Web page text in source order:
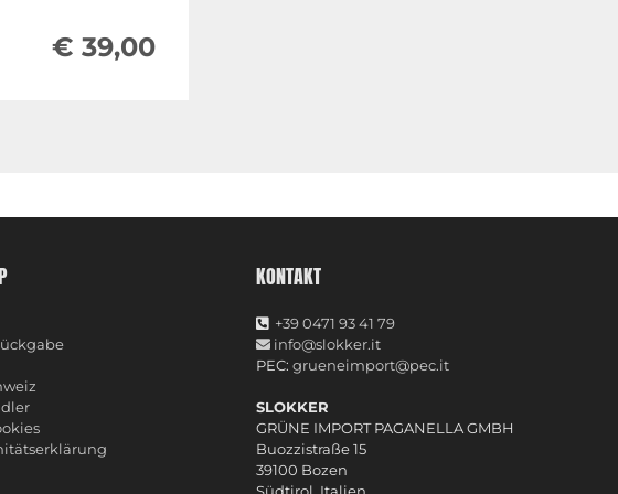
€ 39,00
KONTAKT
+39 0471 93 41 79
info@slokker.it
PEC:grueneimport@pec.it
SLOKKER
GRÜNE IMPORT PAGANELLA GMBH
Buozzistraße 15
39100 Bozen